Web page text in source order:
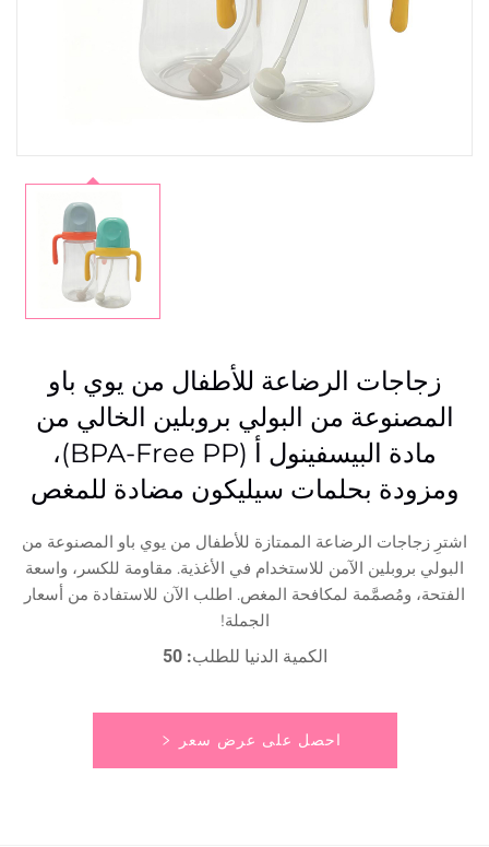
زجاجات الرضاعة للأطفال من يوي باو
المصنوعة من البولي بروبلين الخالي من
مادة البيسفينول أ (BPA-Free PP)،
ومزودة بحلمات سيليكون مضادة للمغص
اشترِ زجاجات الرضاعة الممتازة للأطفال من يوي باو المصنوعة من
البولي بروبلين الآمن للاستخدام في الأغذية. مقاومة للكسر، واسعة
الفتحة، ومُصمَّمة لمكافحة المغص. اطلب الآن للاستفادة من أسعار
الجملة!
الكمية الدنيا للطلب: 50
احصل على عرض سعر